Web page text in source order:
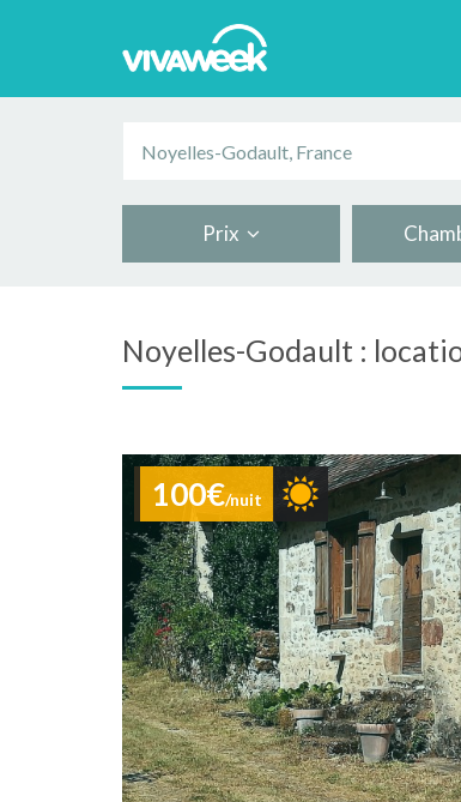
Prix
Noyelles-Godault :
100€/nuit